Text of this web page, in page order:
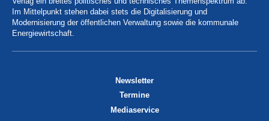
Im Mittelpunkt stehen dabei stets die Digitalisierung und
Modernisierung der öffentlichen Verwaltung sowie die kommunale
Energiewirtschaft.
Newsletter
Termine
Mediaservice